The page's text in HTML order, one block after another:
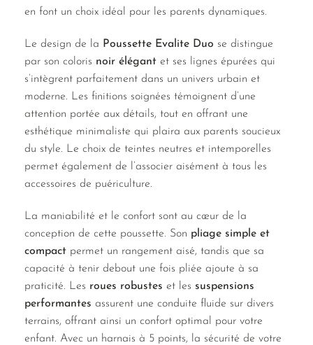
en font un choix idéal pour les parents dynamiques.
Le design de la Poussette Evalite Duo se distingue
par son coloris noir élégant et ses lignes épurées qui
s’intègrent parfaitement dans un univers urbain et
moderne. Les finitions soignées témoignent d’une
attention portée aux détails, tout en offrant une
esthétique minimaliste qui plaira aux parents soucieux
du style. Le choix de teintes neutres et intemporelles
permet également de l’associer aisément à tous les
accessoires de puériculture.
La maniabilité et le confort sont au cœur de la
conception de cette poussette. Son pliage simple et
compact permet un rangement aisé, tandis que sa
capacité à tenir debout une fois pliée ajoute à sa
praticité. Les roues robustes et les suspensions
performantes assurent une conduite fluide sur divers
terrains, offrant ainsi un confort optimal pour votre
enfant. Avec un harnais à 5 points, la sécurité de votre